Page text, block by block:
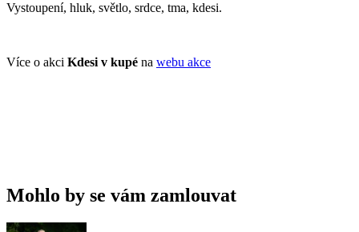
Vystoupení, hluk, světlo, srdce, tma, kdesi.
Více o akci Kdesi v kupé na webu akce
Mohlo by se vám zamlouvat